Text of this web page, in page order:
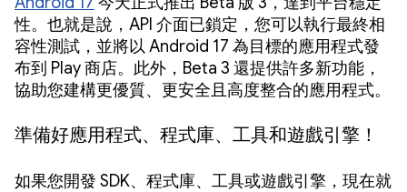
性。也就是說，API 介面已鎖定，您可以執行最終相
容性測試，並將以 Android 17 為目標的應用程式發
布到 Play 商店。此外，Beta 3 還提供許多新功能，
協助您建構更優質、更安全且高度整合的應用程式。
準備好應用程式、程式庫、工具和遊戲引擎！
如果您開發 SDK、程式庫、工具或遊戲引擎，現在就